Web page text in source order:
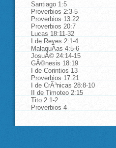
Santiago 1:5
Proverbios 2:3-5
Proverbios 13:22
Proverbios 20:7
Lucas 18:11-32
I de Reyes 2:1-4
MalaquÃ­as 4:5-6
JosuÃ© 24:14-15
GÃ©nesis 18:19
I de Corintios 13
Proverbios 17:21
I de CrÃ³nicas 28:8-10
II de Timoteo 2:15
Tito 2:1-2
Proverbios 4